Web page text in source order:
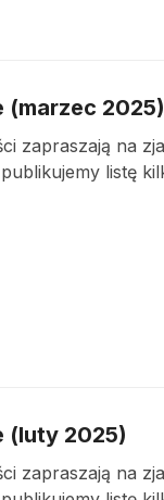
(marzec 2025)
zapraszają na
listę
(luty 2025)
zapraszają na